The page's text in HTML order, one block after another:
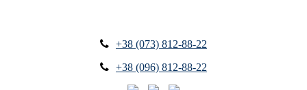
+38 (073) 812-88-22
+38 (096) 812-88-22